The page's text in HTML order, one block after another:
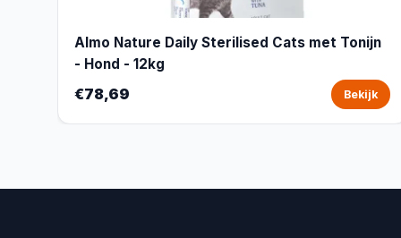
Almo Nature Daily Sterilised Cats met Tonijn
- Hond - 12kg
€78,69 Bekijk